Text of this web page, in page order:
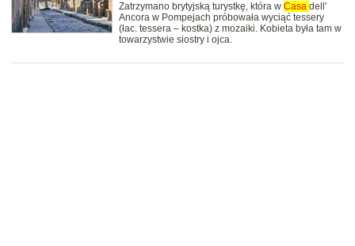
Zatrzymano brytyjską turystkę, która w Casa dell'
Ancora w Pompejach próbowała wyciąć tessery
(łac. tessera – kostka) z mozaiki. Kobieta była tam w
towarzystwie siostry i ojca.